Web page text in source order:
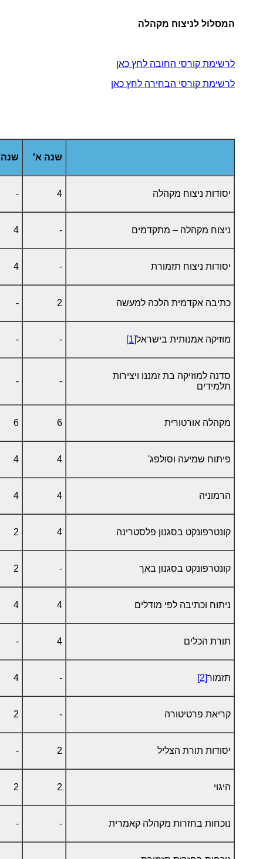
המסלול לניצוח מקהלה
לרשימת קורסי החובה לחץ כאן
לרשימת קורסי הבחירה לחץ כאן
שנה א'
יסודות ניצוח מקהלה 4
-
ניצוח מקהלה – מתקדמים -
4
יסודות ניצוח תזמורת -
4
כתיבה אקדמית הלכה למעשה 2
-
מוזיקה אמנותית בישראל[1]
-
-
סדנה למוזיקה בת זמננו ויצירות
תלמידים
-
-
מקהלה אורטורית 6
6
פיתוח שמיעה וסולפג' 4
4
הרמוניה 4
4
קונטרפונקט בסגנון פלסטרינה 4
2
קונטרפונקט בסגנון באך -
2
ניתוח וכתיבה לפי מודלים 4
4
תורת הכלים 4
-
תזמור[2]
-
4
קריאת פרטיטורה -
2
יסודות תורת הצליל 2
-
היגוי 2
2
נוכחות בחזרות מקהלה קאמרית -
-